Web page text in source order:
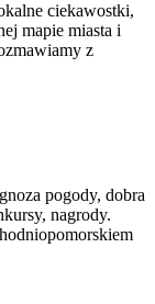
ciekawostki,
mapie miasta i
z
pogody, dobra
nagrody.